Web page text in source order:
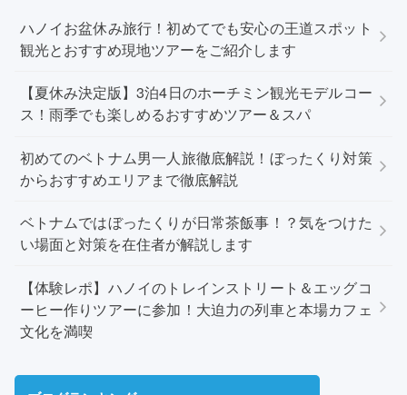
ハノイお盆休み旅行！初めてでも安心の王道スポット
観光とおすすめ現地ツアーをご紹介します
【夏休み決定版】3泊4日のホーチミン観光モデルコー
ス！雨季でも楽しめるおすすめツアー＆スパ
初めてのベトナム男一人旅徹底解説！ぼったくり対策
からおすすめエリアまで徹底解説
ベトナムではぼったくりが日常茶飯事！？気をつけた
い場面と対策を在住者が解説します
【体験レポ】ハノイのトレインストリート＆エッグコ
ーヒー作りツアーに参加！大迫力の列車と本場カフェ
文化を満喫